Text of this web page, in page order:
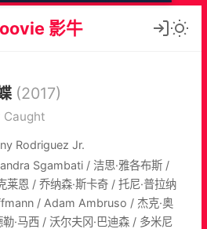
影牛
(2017)
Rodriguez Jr.
Sgambati / 洁思·雅各布斯 /
莱恩 / 乔纳森·斯卡奇 / 托尼·普拉纳
/ Adam Ambruso / 杰克·奥
·马西 / 沃尔夫冈·巴迪森 / 多米尼